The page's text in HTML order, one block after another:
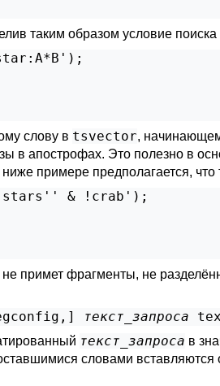
таким образом условие
слову в tsvector,
в апострофах. Это полезно в
примере предполагается, что
stars'' & !crab');
не примет фрагменты, не
, ] текст_запроса
текст_запроса в
словами вставляются